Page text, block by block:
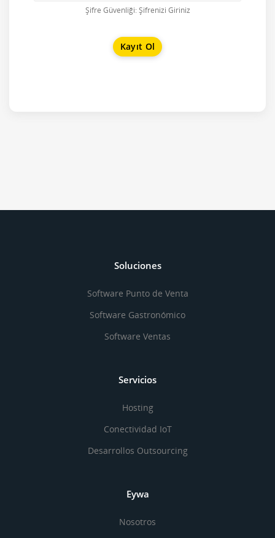
Şifre Güvenliği: Şifrenizi Giriniz
Soluciones
Software Punto de Venta
Software Gastronómico
Software Ventas
Servicios
Hosting
Conectividad IoT
Desarrollos Outsourcing
Eywa
Nosotros